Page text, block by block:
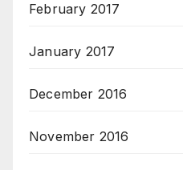
February 2017
January 2017
December 2016
November 2016